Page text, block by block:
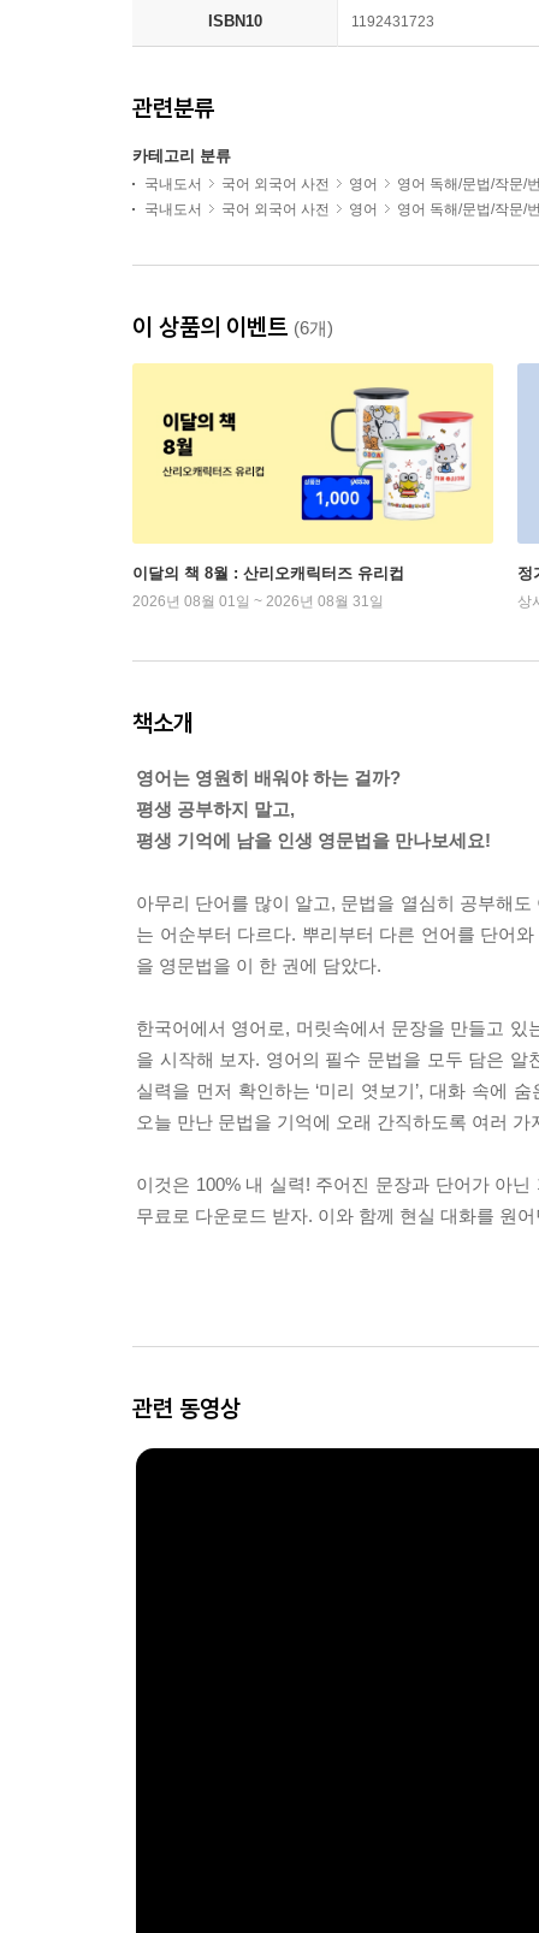
ISBN10 1192431723
관련분류
카테고리 분류
국내도서 국어 외국어 사전 영어
영어 독해/문법/작문/
국내도서
국어 외국어 사전 영어 영어 독해/문법/작문/
이 상품의 이벤트 (6개)
이달의 책 8월 : 산리오캐릭터즈 유리컵
2026년 08월 01일 ~ 2026년 08월 31일
정
상
책소개
영어는 영원히 배워야 하는 걸까?
평생 공부하지 말고,
평생 기억에 남을 인생 영문법을 만나보세요!
아무리 단어를 많이 알고, 문법을 열심히 공부해
는 어순부터 다르다. 뿌리부터 다른 언어를 단어
을 영문법을 이 한 권에 담았다.
한국어에서 영어로, 머릿속에서 문장을 만들고
을 시작해 보자. 영어의 필수 문법을 모두 담은
실력을 먼저 확인하는 ‘미리 엿보기’, 대화 속에
오늘 만난 문법을 기억에 오래 간직하도록 여러
이것은 100% 내 실력! 주어진 문장과 단어가 아
무료로 다운로드 받자. 이와 함께 현실 대화를 원
관련 동영상